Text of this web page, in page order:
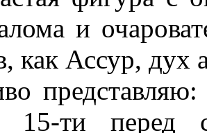
и
как Ассур, дух
представляю:
15-ти перед